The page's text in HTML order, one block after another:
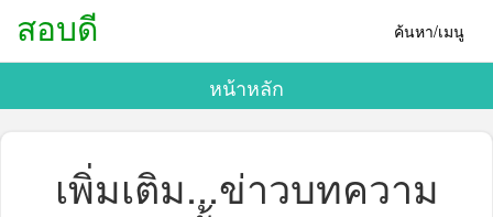
ค้นหา/เมนู
สอบดี
หน้าหลัก
เพิ่มเติม...ข่าวบทความ